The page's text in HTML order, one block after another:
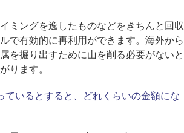
ミングを逸したものなどをきちんと回収
で有効的に再利用ができます。海外から
を掘り出すために山を削る必要がないと
ります。
いるとすると、どれくらいの金額にな